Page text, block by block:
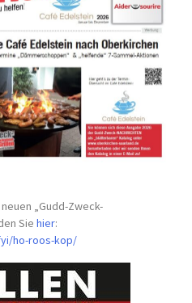
„Gudd-Zweck-
Siehier:
ho-roos-kop/